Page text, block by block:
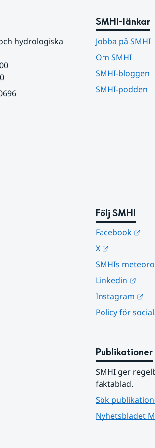
hydrologiska
SMHI-länkar
Jobba på SMHI
Om SMHI
SMHI-bloggen
SMHI-podden
Följ SMHI
Facebook
X
SMHIs
Linkedin
Instagram
Policy för
Publikationer
SMHI ger
faktablad.
Sök
Nyhetsbladet